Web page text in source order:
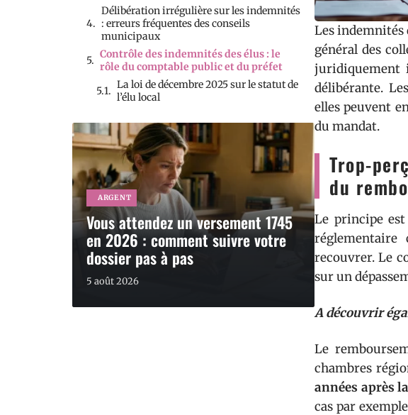
Délibération irrégulière sur les indemnités
: erreurs fréquentes des conseils
municipaux
Contrôle des indemnités des élus : le
rôle du comptable public et du préfet
La loi de décembre 2025 sur le statut de
l’élu local
ARGENT
Vous attendez un versement 1745
en 2026 : comment suivre votre
dossier pas à pas
5 août 2026
Les indemnités
général des
juridiquement
délibérante.
elles peuvent
du mandat.
Trop-
du
Le principe
réglementaire
recouvrer. Le
sur un
A découvrir
Le
chambres
années après
cas par